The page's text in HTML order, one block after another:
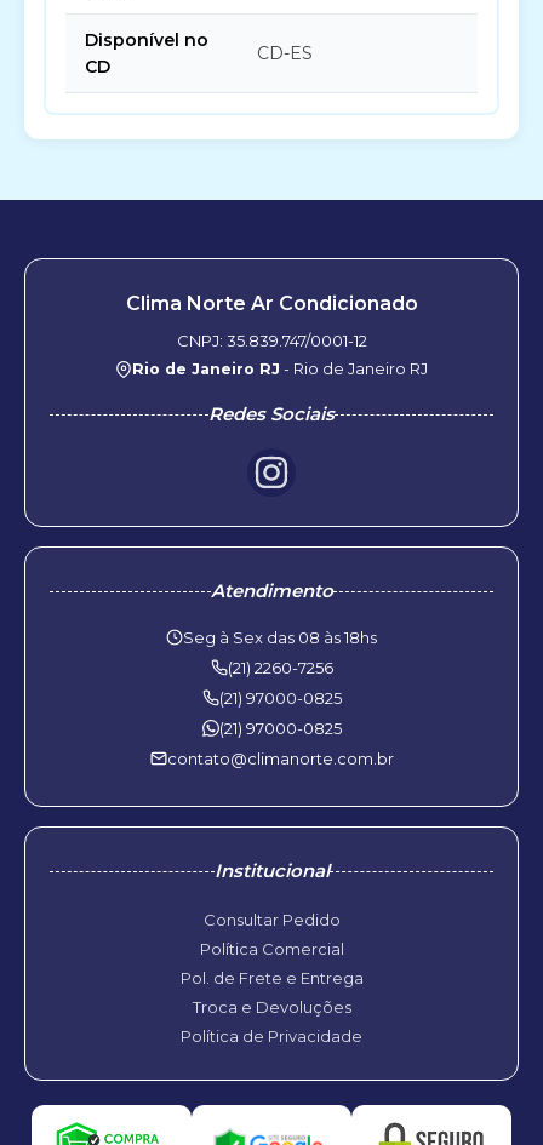
Disponível no
CD
CD-ES
Clima Norte Ar Condicionado
CNPJ: 35.839.747/0001-12
Rio de Janeiro RJ - Rio de Janeiro RJ
Redes Sociais
Atendimento
Seg à Sex das 08 às 18hs
(21) 2260-7256
(21) 97000-0825
(21) 97000-0825
contato@climanorte.com.br
Institucional
Consultar Pedido
Política Comercial
Pol. de Frete e Entrega
Troca e Devoluções
Política de Privacidade